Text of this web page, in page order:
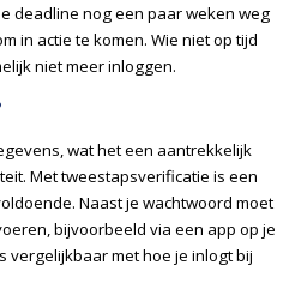
deadline nog een paar weken weg
in actie te komen. Wie niet op tijd
niet meer inloggen.
wat het een aantrekkelijk
Met tweestapsverificatie is een
Naast je wachtwoord moet
bijvoorbeeld via een app op je
vergelijkbaar met hoe je inlogt bij